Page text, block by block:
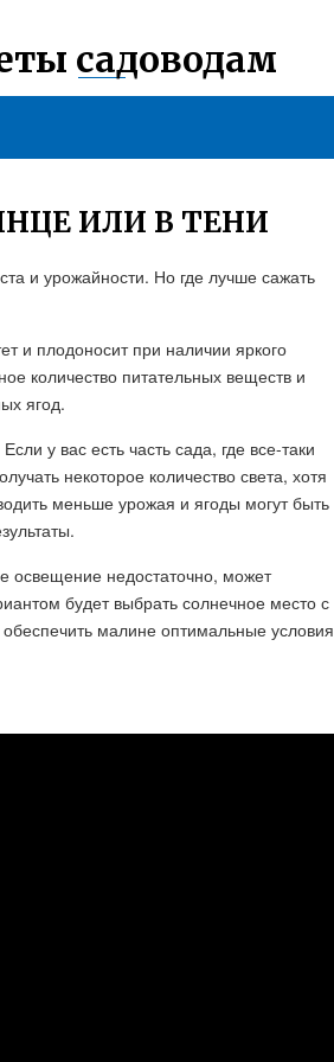
садоводам
ИЛИ В ТЕНИ
и урожайности. Но где лучше сажать
и плодоносит при наличии яркого
количество питательных веществ и
ягод.
у вас есть часть сада, где все-таки
некоторое количество света, хотя
меньше урожая и ягоды могут быть
освещение недостаточно, может
будет выбрать солнечное место с
малине оптимальные условия